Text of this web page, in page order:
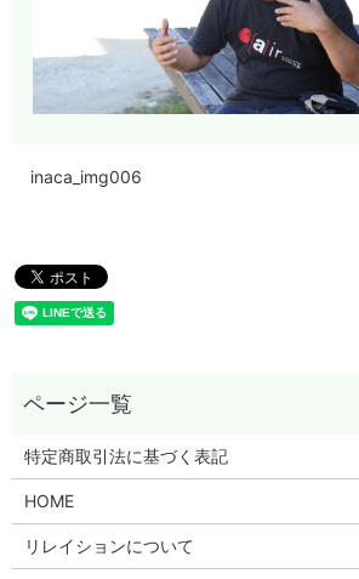
inaca_img006
特定商取引法に基づく表記
HOME
リレイションについて